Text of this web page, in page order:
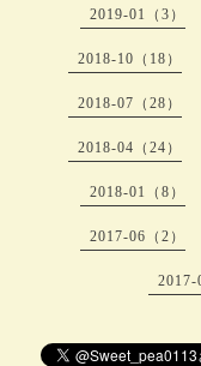
2019-01（3）
2018-10（18）
2018-07（28）
2018-04（24）
2018-01（8）
2017-06（2）
2017-